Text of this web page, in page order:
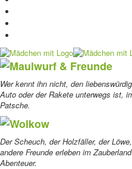
Maulwurf & Freunde
Wer kennt ihn nicht, den
Auto oder der Rakete unterwegs ist,
Patsche.
Wolkow
Der Scheuch, der Holzfäller, der
andere Freunde erleben im
Abenteuer.